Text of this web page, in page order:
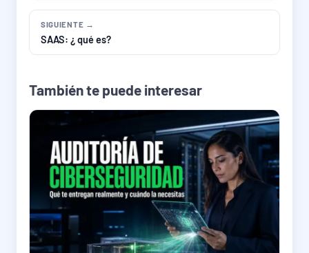
SIGUIENTE →
SAAS: ¿ qué es?
También te puede interesar